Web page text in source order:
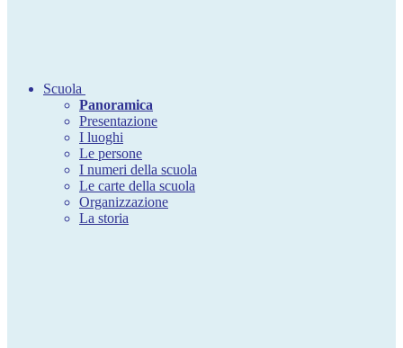
Scuola
Panoramica
Presentazione
I luoghi
Le persone
I numeri della scuola
Le carte della scuola
Organizzazione
La storia